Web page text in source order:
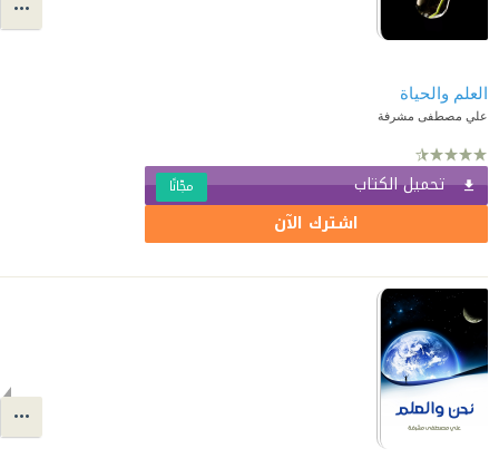
العلم والحياة
علي مصطفى مشرفة
تحميل الكتاب مجّانًا
اشترك الآن